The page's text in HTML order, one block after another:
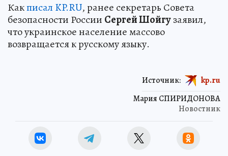
Какписал KP.RU, ранее секретарь Совета
безопасности России Сергей Шойгузаявил,
что украинское население массово
возвращается к русскому языку.
Мария СПИРИДОНОВА
Новостник
Источник: kp.ru